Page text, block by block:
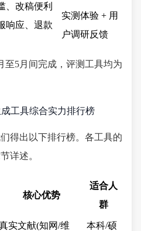
、改稿便利
响应、退款
实测体验 + 用
户调研反馈
至5月间完成，评测工具均为
工具综合实力排行榜
得出以下排行榜。各工具的
详述。
核心优势
适合人
群
实文献(知网/维
本科/硕